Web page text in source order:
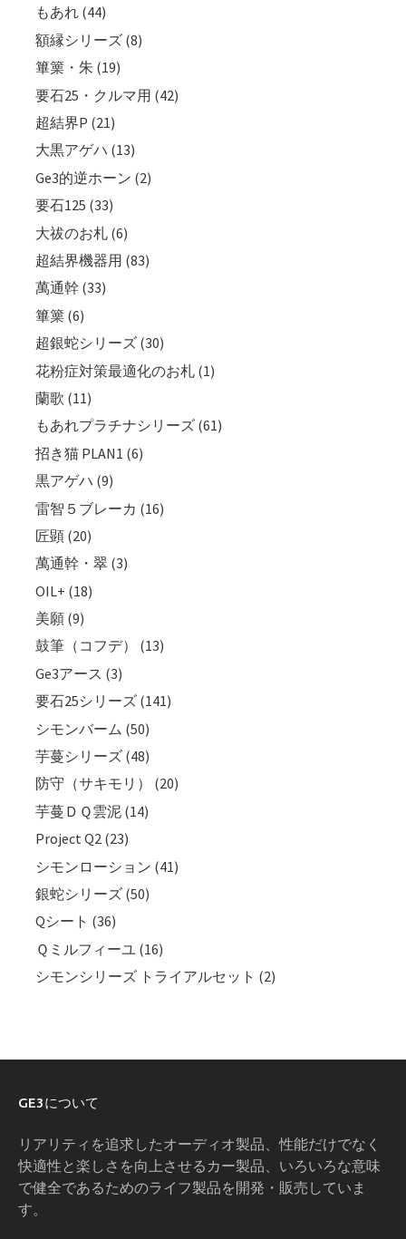
もあれ (44)
額縁シリーズ (8)
篳篥・朱 (19)
要石25・クルマ用 (42)
超結界P (21)
大黒アゲハ (13)
Ge3的逆ホーン (2)
要石125 (33)
大祓のお札 (6)
超結界機器用 (83)
萬通幹 (33)
篳篥 (6)
超銀蛇シリーズ (30)
花粉症対策最適化のお札 (1)
蘭歌 (11)
もあれプラチナシリーズ (61)
招き猫 PLAN1 (6)
黒アゲハ (9)
雷智５ブレーカ (16)
匠顕 (20)
萬通幹・翠 (3)
OIL+ (18)
美願 (9)
鼓筆（コフデ） (13)
Ge3アース (3)
要石25シリーズ (141)
シモンバーム (50)
芋蔓シリーズ (48)
防守（サキモリ） (20)
芋蔓ＤＱ雲泥 (14)
Project Q2 (23)
シモンローション (41)
銀蛇シリーズ (50)
Qシート (36)
Ｑミルフィーユ (16)
シモンシリーズ トライアルセット (2)
GE3について
リアリティを追求したオーディオ製品、性能だけでなく
快適性と楽しさを向上させるカー製品、いろいろな意味
で健全であるためのライフ製品を開発・販売していま
す。